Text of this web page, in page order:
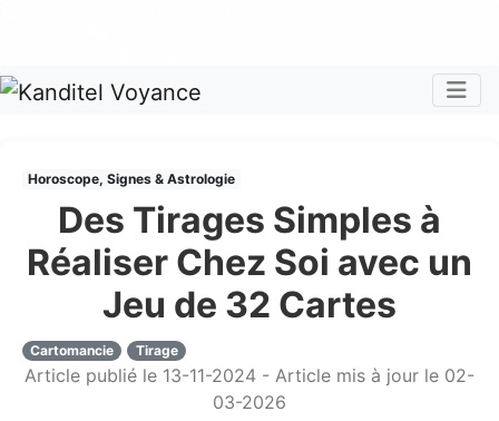
Horoscope, Signes & Astrologie
Des Tirages Simples à
Réaliser Chez Soi avec un
Jeu de 32 Cartes
Cartomancie Tirage
Article publié le 13-11-2024 - Article mis à jour le 02-
03-2026